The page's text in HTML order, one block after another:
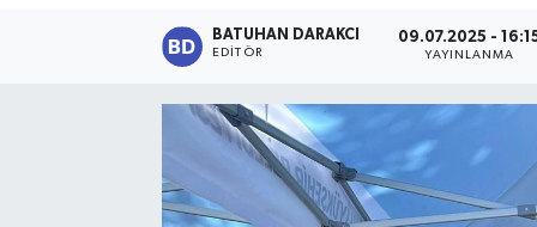
BATUHAN DARAKCI
EDITÖR
09.07.2025 -
YAYINLANMA
Tüm Manşetler